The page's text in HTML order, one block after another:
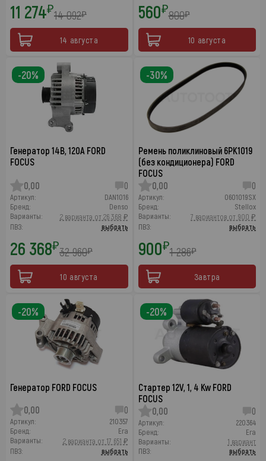
11 274₽14 092₽
14 августа
560₽800₽
10 августа
Генератор 14В, 120А FORD
FOCUS
0,00 0
Артикул:
DAN1016
Бренд:
Denso
Варианты:
2 варианта от 26 368 ₽
ПВЗ:
выбрать
26 368₽32 960₽
10 августа
-20%
Ремень поликлиновый 6PK1019
(без кондиционера) FORD
FOCUS
0,00
0
Артикул:
0601019SX
Бренд:
Stellox
Варианты:
7 вариантов от 900 ₽
ПВЗ:
выбрать
900₽1 286₽
Завтра
-30%
Генератор FORD FOCUS
0,00
0
Артикул:
210357
Бренд:
Era
Варианты:
2 варианта от 17 651 ₽
ПВЗ:
выбрать
-20%
Стартер 12V, 1, 4 Kw FORD
FOCUS
0,00
0
Артикул:
220364
Бренд:
Era
Варианты:
1 вариант
ПВЗ:
выбрать
-20%